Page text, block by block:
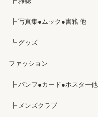
┣ 写真集●ムック●書籍 他
┗ グッズ
ファッション
┣ パンフ●カード●ポスター他
┣ メンズクラブ